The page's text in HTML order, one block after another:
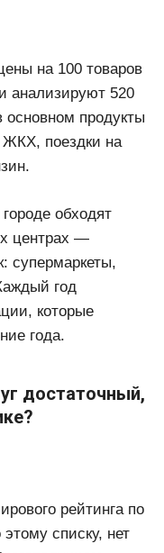
на 100 товаров
анализируют 520
продукты
ЖКХ, поездки на
обходят
центрах —
супермаркеты,
год
которые
года.
достаточный,
рейтинга по
списку, нет